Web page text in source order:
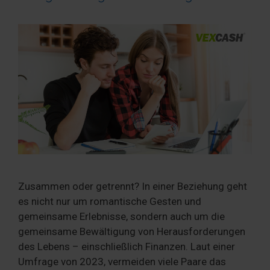
Zusammen oder getrennt? In einer Beziehung geht
es nicht nur um romantische Gesten und
gemeinsame Erlebnisse, sondern auch um die
gemeinsame Bewältigung von Herausforderungen
des Lebens – einschließlich Finanzen. Laut einer
Umfrage von 2023, vermeiden viele Paare das